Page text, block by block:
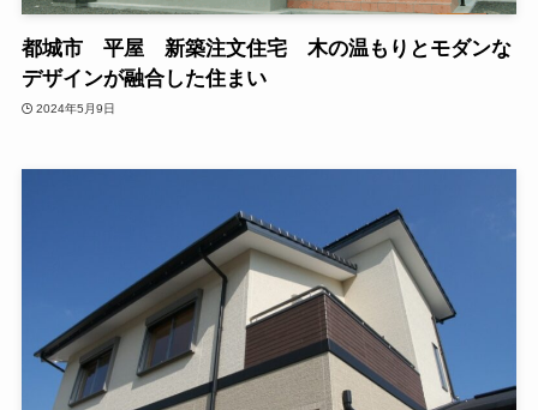
都城市 平屋 新築注文住宅 木の温もりとモダンな
デザインが融合した住まい
2024年5月9日